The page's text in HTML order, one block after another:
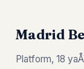
Madrid
Platform, 18